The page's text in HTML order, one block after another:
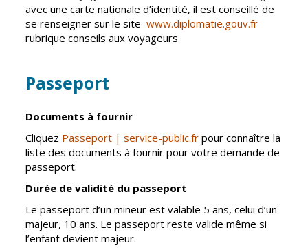
Cadre de vie
Environnement
déchets
Espaces verts
Réglementation
Tranquillité
publique
Vie citoyenne
quartiers
Conseil
d'enfants
Conseil citoyen
avec une carte nationale d’identité, il est conseillé de
se renseigner sur le sitewww.diplomatie.gouv.fr
rubrique conseils aux voyageurs
Passeport
Documents à fournir
Cliquez Passeport | service-public.fr pour connaître la
liste des documents à fournir pour votre demande de
passeport.
Durée de validité du passeport
Le passeport d’un mineur est valable 5 ans, celui d’un
majeur, 10 ans. Le passeport reste valide même si
l’enfant devient majeur.